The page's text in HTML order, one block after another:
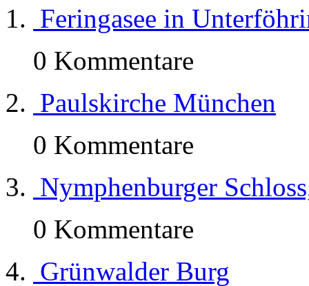
Feringasee in
0 Kommentare
Paulskirche München
0 Kommentare
Nymphenburger
0 Kommentare
Grünwalder Burg